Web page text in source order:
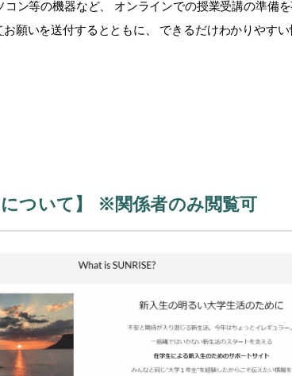
ン等の機器など、 オンラインでの授業受講の準備
お願いを送付するとともに、 できるだけわかりやす
ついて】 ※関係者のみ閲覧可